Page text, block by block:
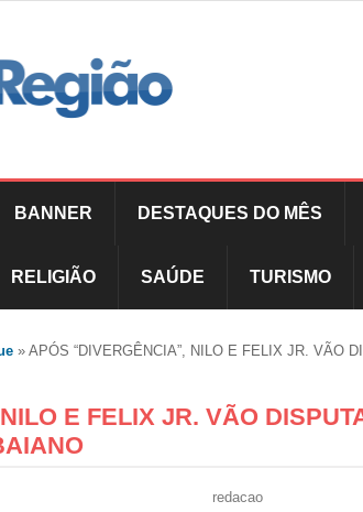
BANNER DESTAQUES DO MÊS
RELIGIÃO SAÚDE TURISMO
» APÓS “DIVERGÊNCIA”, NILO E FELIX JR. VÃO
E FELIX JR. VÃO
redacao